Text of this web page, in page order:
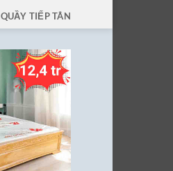
QUẦY TIẾP TÂN